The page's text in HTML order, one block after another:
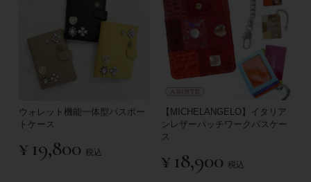
ウォレット機能一体型パスポー
トケース
¥ 19,800 税込
【MICHELANGELO】イタリア
ンレザーパッチワークパスケー
ス
¥ 18,900 税込